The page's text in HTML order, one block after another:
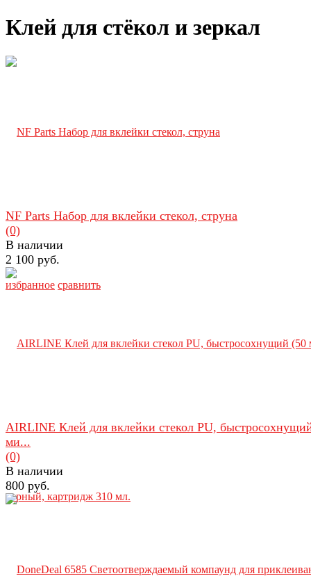
Клей для стёкол и зеркал
избранное сравнить
NF Parts Набор для вклейки стекол, струна
(0)
В наличии
2 100 руб.
AIRLINE Клей для вклейки стекол PU,
ми...
(0)
В наличии
800 руб.